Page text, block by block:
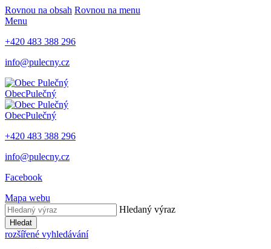
Rovnou na obsah Rovnou na menu
Menu
+420 483 388 296
info@pulecny.cz
ObecPulečný
ObecPulečný
+420 483 388 296
info@pulecny.cz
Facebook
Mapa webu
Hledaný výraz
Hledat
rozšířené vyhledávání